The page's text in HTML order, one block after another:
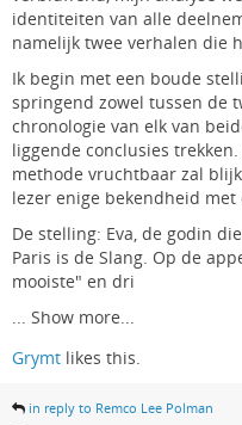
identiteiten van alle
namelijk twee verhalen die
Ik begin met een boude
springend zowel tussen de
chronologie van elk van
liggende conclusies
methode vruchtbaar zal
lezer enige bekendheid
De stelling: Eva, de godin
Paris is de Slang. Op de
mooiste" en dri
... Show more...
Grymt likes this.
in reply to Remco Lee Polman